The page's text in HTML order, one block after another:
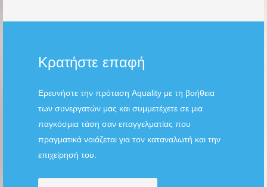
Κρατήστε επαφή
Ερευνήστε την πρόταση Aquality με τη βοήθεια
των συνεργατών μας και συμμετέχετε σε μια
παγκόσμια τάση σαν επαγγελματίας που
πραγματικά νοιάζεται για τον καταναλωτή και την
επιχείρησή του.